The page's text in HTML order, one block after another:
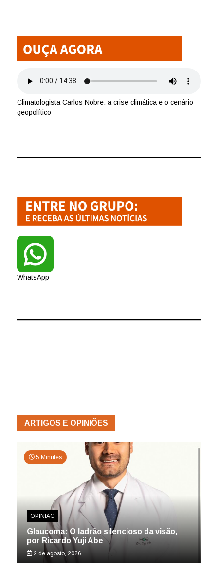
Climatologista Carlos Nobre: a crise climática e o cenário
geopolítico
WhatsApp
ARTIGOS E OPINIÕES
5 Minutes
OPINIÃO
Glaucoma: O ladrão silencioso da visão,
por Ricardo Yuji Abe
2 de agosto, 2026